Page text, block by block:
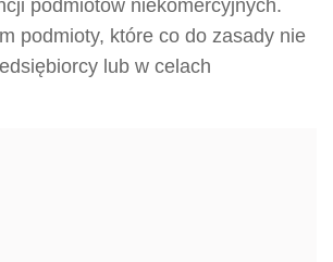
podmiotów niekomercyjnych.
podmioty, które co do zasady nie
lub w celach